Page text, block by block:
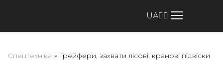
UA
Спецтехніка » Грейфери, захвати лісові, кранові підвіски